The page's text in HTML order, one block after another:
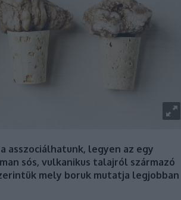
asszociálhatunk, legyen az egy
sós, vulkanikus talajról származó
mely boruk mutatja legjobban